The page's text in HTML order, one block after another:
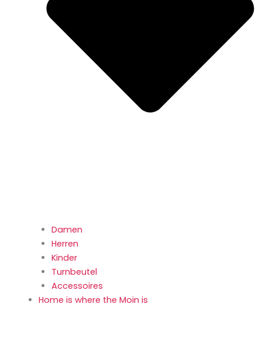
Damen
Herren
Kinder
Turnbeutel
Accessoires
Home is where the Moin is